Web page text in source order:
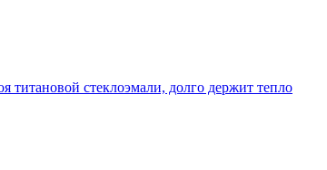
стеклоэмали, долго держит тепло